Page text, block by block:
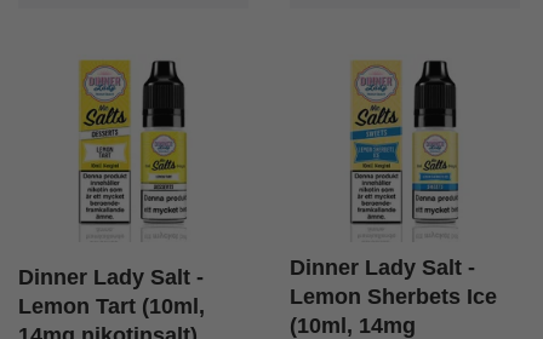
Dinner Lady Salt -
Lemon Tart (10ml,
Dinner Lady Salt -
Lemon Sherbets Ice
(10ml, 14mg